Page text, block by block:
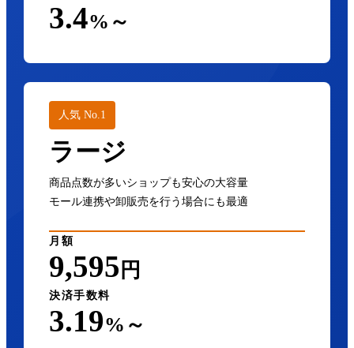
3.4%～
人気 No.1
ラージ
商品点数が多いショップも安心の大容量
モール連携や卸販売を行う場合にも最適
月額
9,595 円
決済手数料
3.19%～